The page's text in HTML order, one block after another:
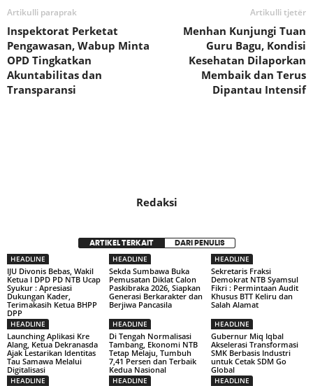
Artikulli paraprak
Inspektorat Perketat
Pengawasan, Wabup Minta
OPD Tingkatkan
Akuntabilitas dan
Transparansi
Artikulli tjetër
Menhan Kunjungi Tuan
Guru Bagu, Kondisi
Kesehatan Dilaporkan
Membaik dan Terus
Dipantau Intensif
Redaksi
ARTIKEL TERKAIT DARI PENULIS
HEADLINE
IJU Divonis Bebas, Wakil
Ketua I DPD PD NTB Ucap
Syukur : Apresiasi
Dukungan Kader,
Terimakasih Ketua BHPP
DPP
HEADLINE
Sekda Sumbawa Buka
Pemusatan Diklat Calon
Paskibraka 2026, Siapkan
Generasi Berkarakter dan
Berjiwa Pancasila
HEADLINE
Sekretaris Fraksi
Demokrat NTB Syamsul
Fikri : Permintaan Audit
Khusus BTT Keliru dan
Salah Alamat
HEADLINE
Launching Aplikasi Kre
Alang, Ketua Dekranasda
Ajak Lestarikan Identitas
Tau Samawa Melalui
Digitalisasi
HEADLINE
Di Tengah Normalisasi
Tambang, Ekonomi NTB
Tetap Melaju, Tumbuh
7,41 Persen dan Terbaik
Kedua Nasional
HEADLINE
Gubernur Miq Iqbal
Akselerasi Transformasi
SMK Berbasis Industri
untuk Cetak SDM Go
Global
HEADLINE HEADLINE HEADLINE